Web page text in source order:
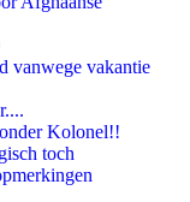
vanwege vakantie
Kolonel!!
toch